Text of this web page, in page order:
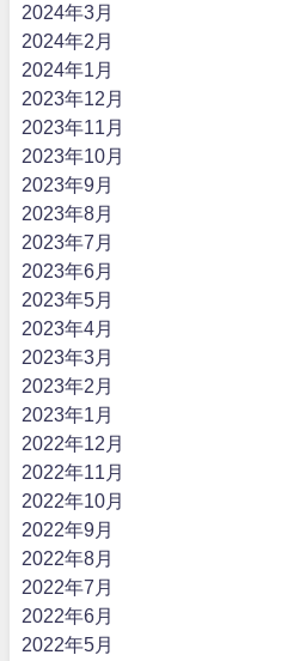
2024年3月
2024年2月
2024年1月
2023年12月
2023年11月
2023年10月
2023年9月
2023年8月
2023年7月
2023年6月
2023年5月
2023年4月
2023年3月
2023年2月
2023年1月
2022年12月
2022年11月
2022年10月
2022年9月
2022年8月
2022年7月
2022年6月
2022年5月